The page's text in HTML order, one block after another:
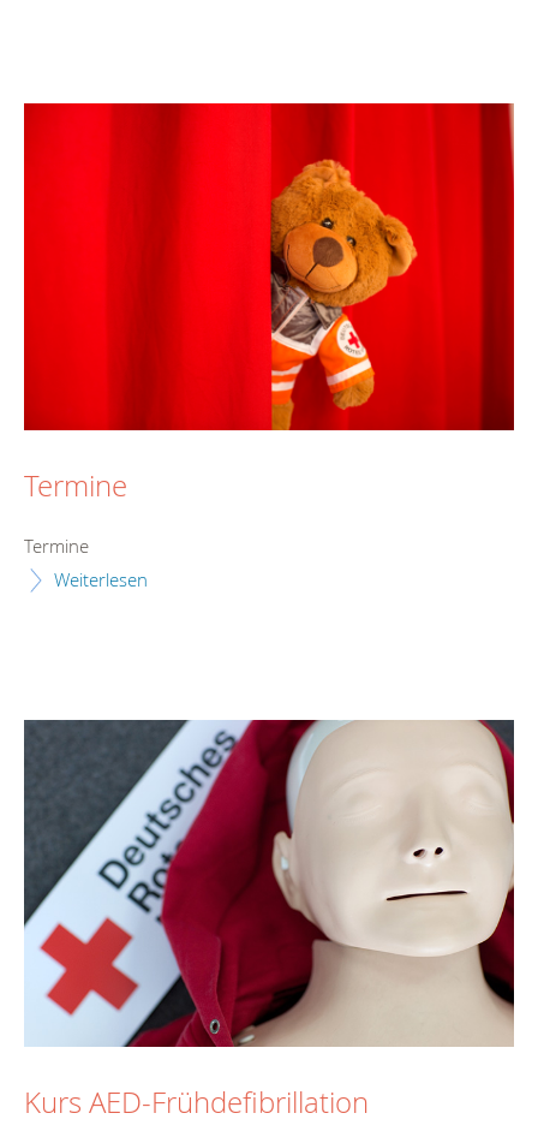
Termine
Termine
Weiterlesen
Kurs AED-Frühdefibrillation